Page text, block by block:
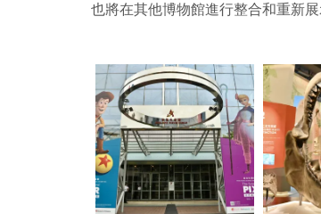
也將在其他博物館進行整合和重新展